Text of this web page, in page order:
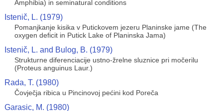
Amphibia) in seminatural conditions
Istenič, L. (1979)
Pomanjkanje kisika v Putickovem jezeru Planinske jame (The
oxygen deficit in Putick Lake of Planinska Jama)
Istenič, L. and Bulog, B. (1979)
Strukturne diferenciacije ustno-žrelne sluznice pri močerilu
(Proteus anguinus Laur.)
Rada, T. (1980)
Čovječja ribica u Pincinovoj pećini kod Poreča
Garasic, M. (1980)